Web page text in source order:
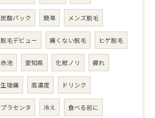
炭酸パック 簡単 メンズ脱毛
脱毛デビュー 痛くない脱毛 ヒゲ脱毛
赤池 愛知県 化粧ノリ 疲れ
生理痛 高濃度 ドリンク
プラセンタ 冷え 食べる前に